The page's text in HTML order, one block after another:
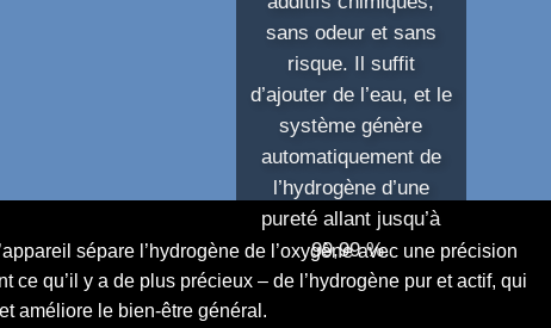
sans odeur et sans
risque. Il suffit
d’ajouter de l’eau, et le
système génère
automatiquement de
l’hydrogène d’une
pureté allant jusqu’à
99,99 %.
sépare l’hydrogène de l’oxygène avec une précision
ce qu’il y a de plus précieux – de l’hydrogène pur et actif, qui
améliore le bien-être général.